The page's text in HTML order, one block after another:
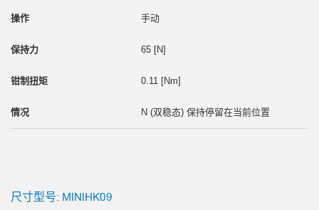
手动
65 [N]
0.11 [Nm]
N (双稳态) 保持停留在当前位置
尺寸型号: MINIHK09